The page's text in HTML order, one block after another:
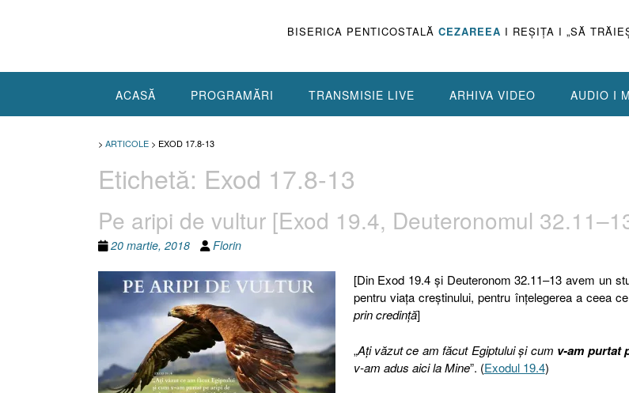
BISERICA PENTICOSTALĂ CEZAREEA I REŞIŢA I „SĂ
ACASĂ PROGRAMĂRI TRANSMISIE LIVE ARHIVA VIDEO AUDIO I
> ARTICOLE > EXOD 17.8-13
Etichetă: Exod 17.8-13
Pe aripi de vultur [Exod 19.4, Deuteronomul
20 martie, 2018 Florin
[Din Exod 19.4 şi Deuteronom 32.11–13 avem un
pentru viaţa creştinului, pentru înţelegerea a ceea
prin credinţă]
„Aţi văzut ce am făcut Egiptului şi cum v-am purtat
v-am adus aici la Mine”. (Exodul 19.4)